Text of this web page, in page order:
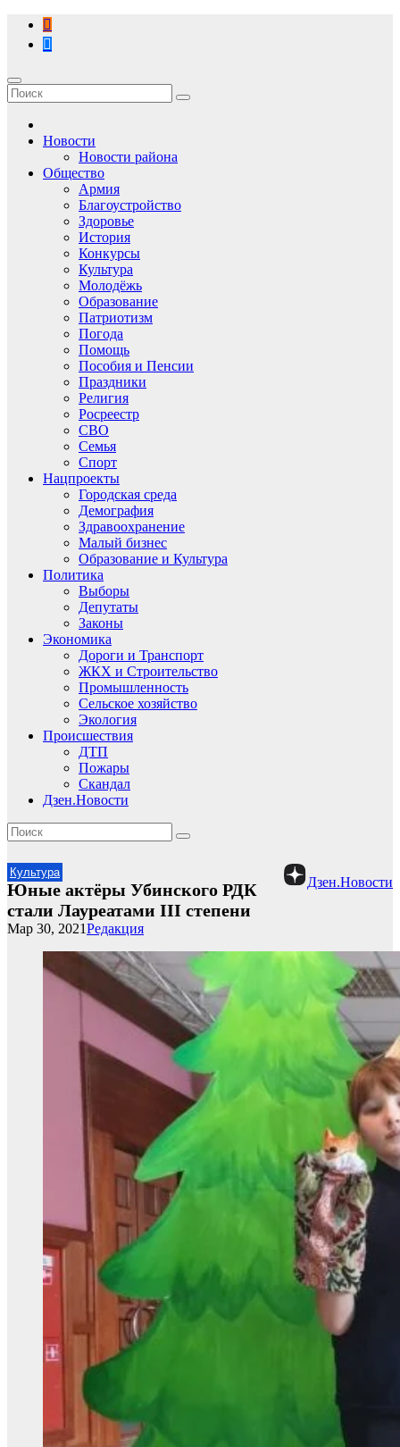
Перейти
содержимому
Новости
Новости района
Общество
Армия
Благоустройство
Здоровье
История
Конкурсы
Культура
Молодёжь
Образование
Патриотизм
Погода
Помощь
Пособия и Пенсии
Праздники
Религия
Росреестр
СВО
Семья
Спорт
Нацпроекты
Городская среда
Демография
Здравоохранение
Малый бизнес
Образование и Культура
Политика
Выборы
Депутаты
Законы
Экономика
Дороги и Транспорт
ЖКХ и Строительство
Промышленность
Сельское хозяйство
Экология
Происшествия
ДТП
Пожары
Скандал
Дзен.Новости
Культура
Дзен.Новости
Юные актёры Убинского РДК
стали Лауреатами III степени
Редакция
Мар 30, 2021